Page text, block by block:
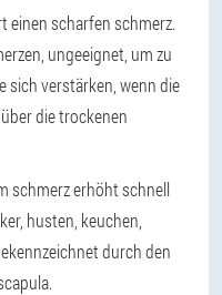
einen scharfen schmerz.
ungeeignet, um zu
sich verstärken, wenn die
die trockenen
schmerz erhöht schnell
husten, keuchen,
durch den